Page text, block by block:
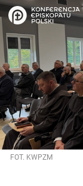
FOT. KWPZM